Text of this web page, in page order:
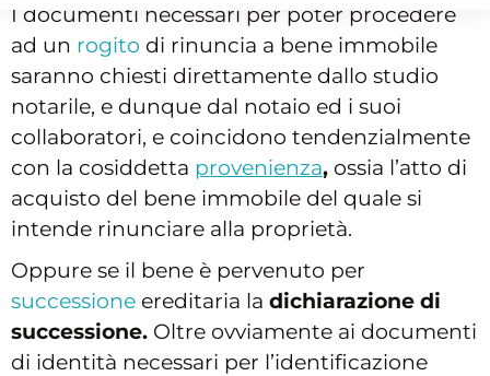
I documenti necessari per poter procedere
ad un rogito di rinuncia a bene immobile
saranno chiesti direttamente dallo studio
notarile, e dunque dal notaio ed i suoi
collaboratori, e coincidono tendenzialmente
con la cosiddetta provenienza, ossia l’atto di
acquisto del bene immobile del quale si
intende rinunciare alla proprietà.
Oppure se il bene è pervenuto per
successione ereditaria la dichiarazione di
successione. Oltre ovviamente ai documenti
di identità necessari per l’identificazione